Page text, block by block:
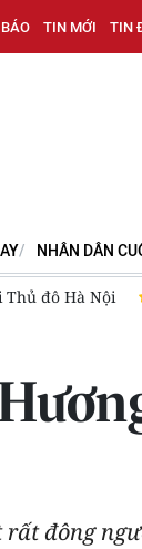
TIN MỚI TIN
NHÂN DÂN
pháp lý cho
rất đông